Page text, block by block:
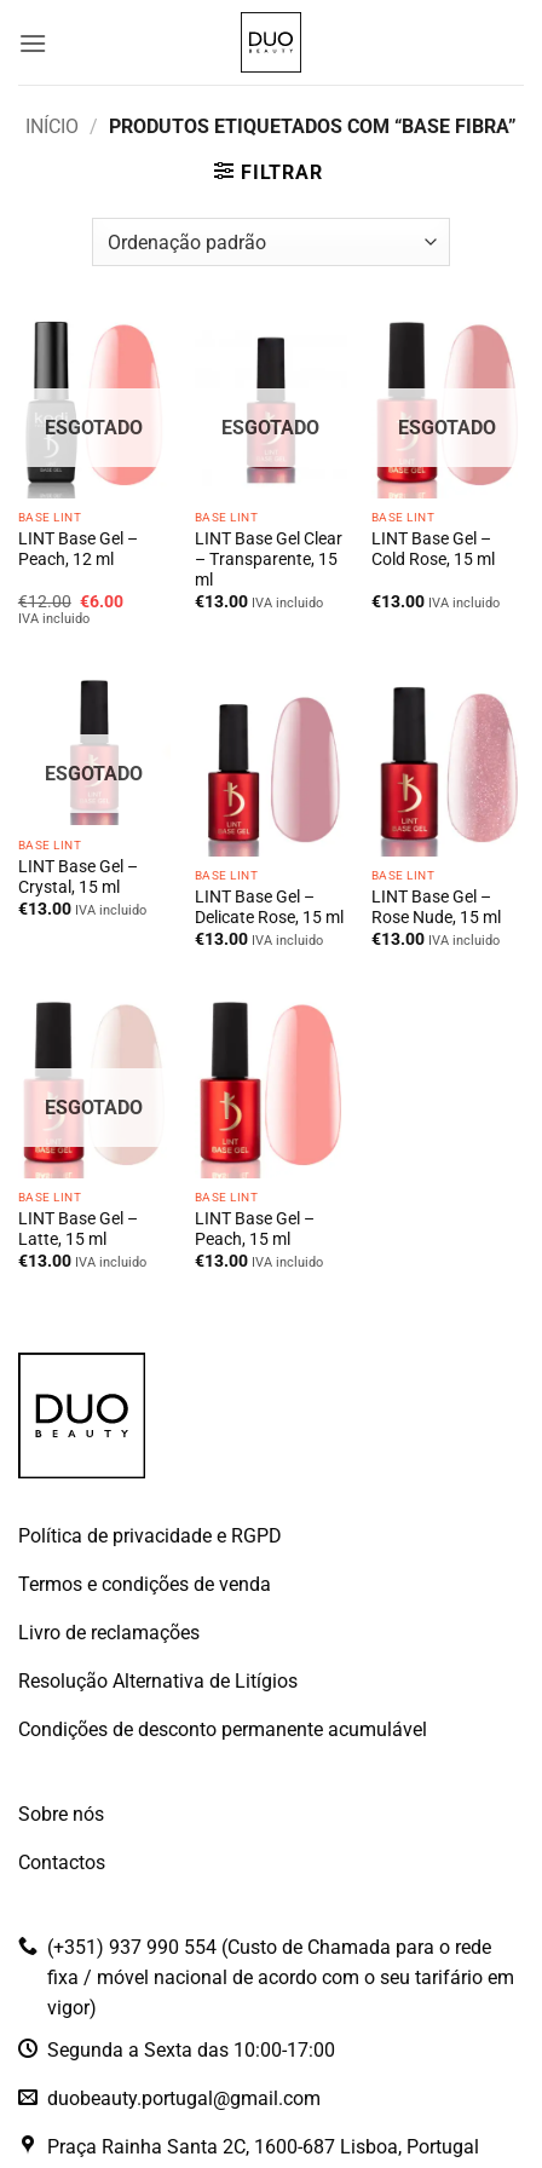
INÍCIO / PRODUTOS ETIQUETADOS COM “BASE FIBRA”
FILTRAR
ESGOTADO
BASE LINT
LINT Base Gel –
Peach, 12 ml
€12.00 O
preço
€6.00O
IVA incluido
ESGOTADO
BASE LINT
LINT Base Gel Clear
– Transparente, 15
ml
€13.00 IVA incluido
ESGOTADO
BASE LINT
LINT Base Gel –
Cold Rose, 15 ml
€13.00 IVA incluido
ESGOTADO
BASE LINT
LINT Base Gel –
Crystal, 15 ml
€13.00 IVA incluido
BASE LINT
LINT Base Gel –
Delicate Rose, 15 ml
€13.00 IVA incluido
BASE LINT
LINT Base Gel –
Rose Nude, 15 ml
€13.00 IVA incluido
ESGOTADO
BASE LINT
LINT Base Gel –
Latte, 15 ml
€13.00 IVA incluido
BASE LINT
LINT Base Gel –
Peach, 15 ml
€13.00 IVA incluido
Política de privacidade e RGPD
Termos e condições de venda
Livro de reclamações
Resolução Alternativa de Litígios
Condições de desconto permanente acumulável
Sobre nós
Contactos
(+351) 937 990 554 (Custo de Chamada para o rede
fixa / móvel nacional de acordo com o seu tarifário em
vigor)
Segunda a Sexta das 10:00-17:00
duobeauty.portugal@gmail.com
Praça Rainha Santa 2C, 1600-687 Lisboa, Portugal